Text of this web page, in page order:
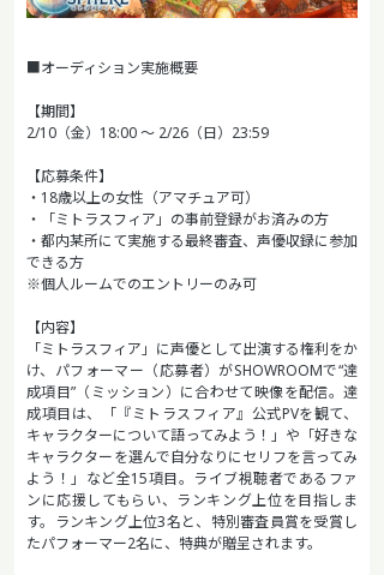
■オーディション実施概要
【期間】
2/10（金）18:00 〜 2/26（日）23:59
【応募条件】
・18歳以上の女性（アマチュア可）
・「ミトラスフィア」の事前登録がお済みの方
・都内某所にて実施する最終審査、声優収録に参加
できる方
※個人ルームでのエントリーのみ可
【内容】
「ミトラスフィア」に声優として出演する権利をか
け、パフォーマー（応募者）がSHOWROOMで“達
成項目”（ミッション）に合わせて映像を配信。達
成項目は、「『ミトラスフィア』公式PVを観て、
キャラクターについて語ってみよう！」や「好きな
キャラクターを選んで自分なりにセリフを言ってみ
よう！」など全15項目。ライブ視聴者であるファ
ンに応援してもらい、ランキング上位を目指しま
す。ランキング上位3名と、特別審査員賞を受賞し
たパフォーマー2名に、特典が贈呈されます。